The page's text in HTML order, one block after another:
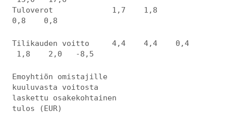
Tuloverot 1,7 1,8
0,8 0,8
Tilikauden voitto 4,4 4,4 0,4
1,8 2,0 -8,5
Emoyhtiön omistajille
kuuluvasta voitosta
laskettu osakekohtainen
tulos (EUR)